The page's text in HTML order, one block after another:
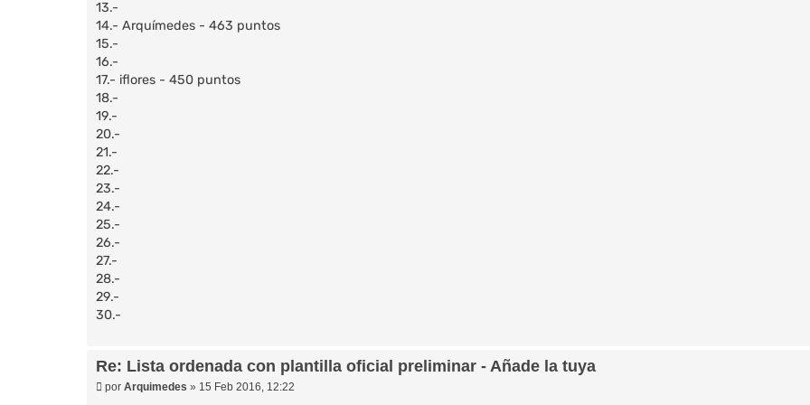
13.-
14.- Arquímedes - 463 puntos
15.-
16.-
17.- iflores - 450 puntos
18.-
19.-
20.-
21.-
22.-
23.-
24.-
25.-
26.-
27.-
28.-
29.-
30.-
Re: Lista ordenada con plantilla oficial preliminar - Añade la tuya
M
por Arquimedes » 15 Feb 2016, 12:22